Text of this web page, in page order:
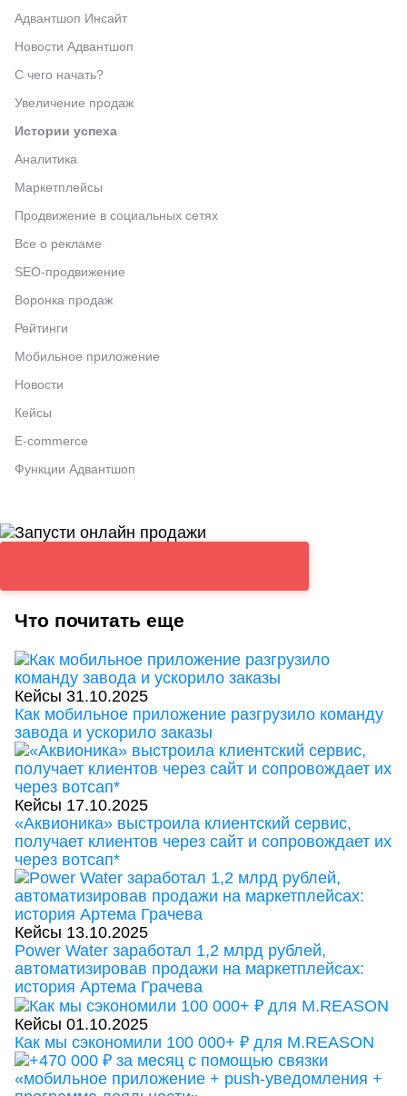
Адвантшоп Инсайт
Новости Адвантшоп
С чего начать?
Увеличение продаж
Истории успеха
Аналитика
Маркетплейсы
Продвижение в социальных сетях
Все о рекламе
SEO-продвижение
Воронка продаж
Рейтинги
Мобильное приложение
Новости
Кейсы
E-commerce
Функции Адвантшоп
Что почитать еще
Кейсы 31.10.2025
Как мобильное приложение разгрузило команду
завода и ускорило заказы
Кейсы 17.10.2025
«Аквионика» выстроила клиентский сервис,
получает клиентов через сайт и сопровождает их
через вотсап*
Кейсы 13.10.2025
Power Water заработал 1,2 млрд рублей,
автоматизировав продажи на маркетплейсах:
история Артема Грачева
Кейсы 01.10.2025
Как мы сэкономили 100 000+ ₽ для M.REASON